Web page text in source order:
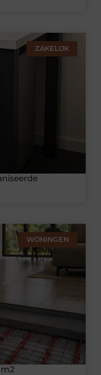
ZAKELIJK
WONINGEN